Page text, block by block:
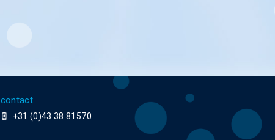
contact
+31 (0)43 38 81570